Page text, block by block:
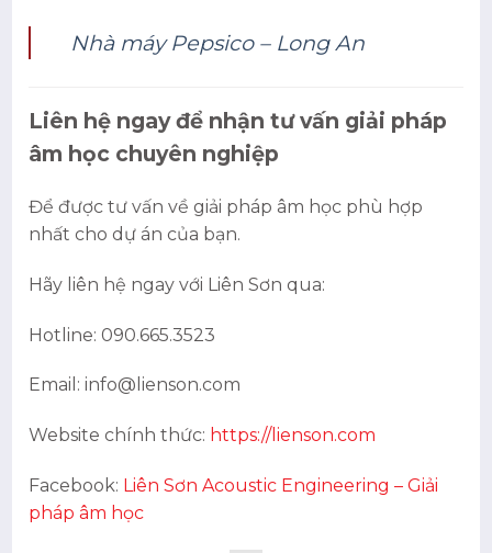
Nhà máy Pepsico – Long An
Liên hệ ngay để nhận tư vấn giải pháp
âm học chuyên nghiệp
Để được tư vấn về giải pháp âm học phù hợp
nhất cho dự án của bạn.
Hãy liên hệ ngay với Liên Sơn qua:
Hotline: 090.665.3523
Email: info@lienson.com
Website chính thức: https://lienson.com
Facebook: Liên Sơn Acoustic Engineering – Giải
pháp âm học